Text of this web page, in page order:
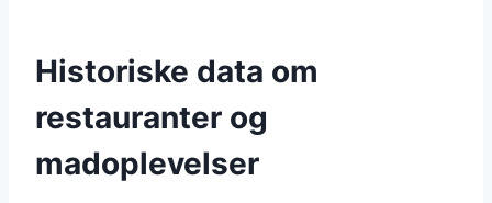
Historiske data om
restauranter og
madoplevelser